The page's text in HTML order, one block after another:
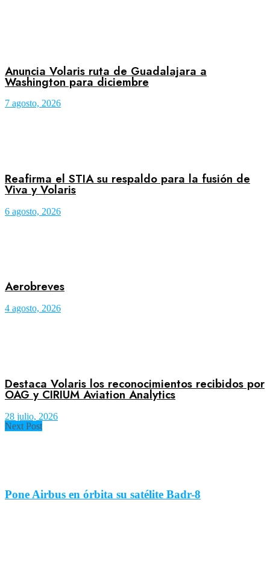
Anuncia Volaris ruta de Guadalajara a
Washington para diciembre
7 agosto, 2026
Reafirma el STIA su respaldo para la fusión de
Viva y Volaris
6 agosto, 2026
Aerobreves
4 agosto, 2026
Destaca Volaris los reconocimientos recibidos por
OAG y CIRIUM Aviation Analytics
28 julio, 2026
Next Post
Pone Airbus en órbita su satélite Badr-8